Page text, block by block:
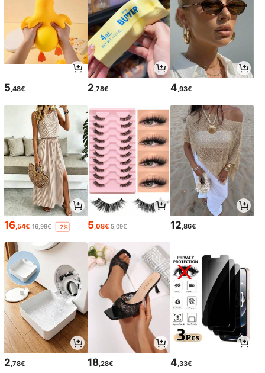
5 ,48€ 2 ,78€ 4 ,93€
16,54€ 16,99€ -2% 5,08€ 5,09€ 12,86€
2,78€ 18,28€ 4,33€